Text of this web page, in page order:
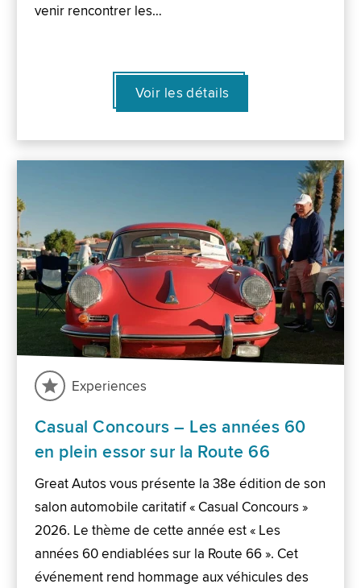
venir rencontrer les…
Voir les détails
Experiences
Casual Concours – Les années 60
en plein essor sur la Route 66
Great Autos vous présente la 38e édition de son
salon automobile caritatif « Casual Concours »
2026. Le thème de cette année est « Les
années 60 endiablées sur la Route 66 ». Cet
événement rend hommage aux véhicules des